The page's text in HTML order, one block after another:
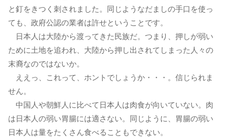
と釘をきつく刺されました。同じようなだましの手口を使っ
ても、政府公認の業者は許せということです。
日本人は大陸から渡ってきた民族だ。つまり、押しが弱い
ために土地を追われ、大陸から押し出されてしまった人々の
末裔なのではないか。
ええっ、これって、ホントでしょうか・・・。信じられま
せん。
中国人や朝鮮人に比べて日本人は肉食が向いていない。肉
は日本人の弱い胃腸には適さない。同じように、胃腸の弱い
日本人は量をたくさん食べることもできない。